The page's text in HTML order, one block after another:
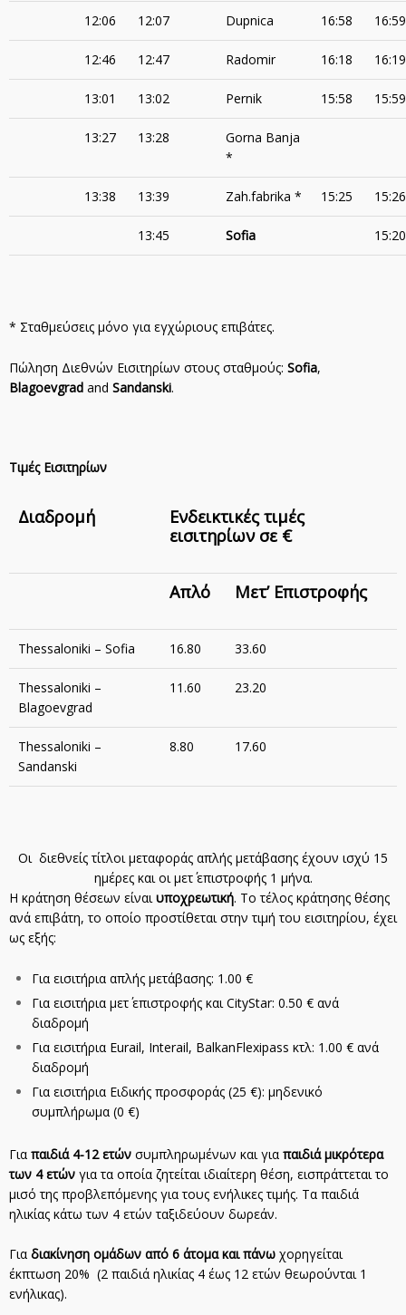
12:06 12:07 Dupnica 16:58 16:59
12:46 12:47 Radomir 16:18 16:19
13:01 13:02 Pernik 15:58 15:59
13:27 13:28
Gorna Banja
*
13:38 13:39 Zah.fabrika * 15:25 15:26
13:45 Sofia 15:20
* Σταθμεύσεις μόνο για εγχώριους επιβάτες.
Πώληση Διεθνών Εισιτηρίων στους σταθμούς: Sofia,
Blagoevgrad and Sandanski.
Τιμές Εισιτηρίων
Διαδρομή
Ενδεικτικές τιμές
εισιτηρίωνσε €
Απλό Μετ’ Επιστροφής
Thessaloniki – Sofia 16.80 33.60
Thessaloniki –
Blagoevgrad
11.60 23.20
Thessaloniki –
Sandanski
8.80 17.60
Οι διεθνείς τίτλοι μεταφοράς απλής μετάβασης έχουν ισχύ 15
ημέρες και οι μετ΄ επιστροφής 1 μήνα.
Η κράτηση θέσεων είναιυποχρεωτική. Το τέλος κράτησης θέσης
ανά επιβάτη, το οποίο προστίθεται στην τιμή του εισιτηρίου, έχει
ως εξής:
Για εισιτήρια απλής μετάβασης: 1.00 €
Για εισιτήρια μετ΄ επιστροφής και CityStar: 0.50 € ανά
διαδρομή
Για εισιτήρια Eurail, Interail, BalkanFlexipass κτλ: 1.00 € ανά
διαδρομή
Για εισιτήρια Ειδικής προσφοράς (25 €): μηδενικό
συμπλήρωμα (0 €)
Για παιδιά 4-12 ετών συμπληρωμένων και για παιδιά μικρότερα
των 4 ετών για τα οποία ζητείται ιδιαίτερη θέση, εισπράττεται το
μισό της προβλεπόμενης για τους ενήλικες τιμής. Τα παιδιά
ηλικίας κάτω των 4 ετών ταξιδεύουν δωρεάν.
Για διακίνηση ομάδων από 6 άτομα και πάνω χορηγείται
έκπτωση 20% (2 παιδιά ηλικίας 4 έως 12 ετών θεωρούνται 1
ενήλικας).